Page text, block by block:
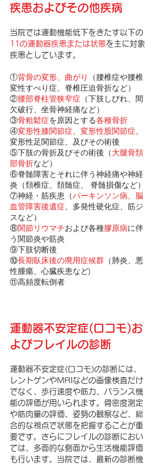
疾患およびその他疾病
当院では運動機能低下をきたす以下の
11の運動器疾患または状態を主に対象
疾患としています。
①背骨の変形、曲がり
（腰椎症や腰椎
変性すべり症、脊椎圧迫骨折など）
②腰部脊柱管狭窄症 （下肢しびれ、間
欠破行、坐骨神経痛など）
③骨粗鬆症を原因とする各種骨折
④変形性膝関節症、変形性股関節症、
変形性足関節症、及びその術後
⑤下肢の骨折及びその術後（大腿骨頚
部骨折など）
⑥脊髄障害とそれに伴う神経痛や神経
炎（頚椎症、頚髄症、 脊髄損傷など）
⑦神経・筋疾患（パーキンソン病、脳
血管障害後遺症、多発性硬化症、筋ジ
スなど）
⑧関節リウマチおよび各種膠原病に伴
う関節炎や筋炎
⑨下肢切断後
⑩長期臥床後の廃用症候群 （肺炎、悪
性腫瘍、心臓疾患など)
⑪高頻度転倒者
運動器不安定症(ロコモ)お
よびフレイルの診断
運動器不安定症(ロコモ)の診断には、
レントゲンやMRIなどの画像検査だけ
でなく、歩行速度や筋力、バランス機
能の評価が用いられます。骨密度測定
や筋肉量の評価、姿勢の観察など、総
合的な視点で状態を把握することが重
要です。さらにフレイルの診断におい
ては、多面的な側面から生活機能評価
も行います。当院では、最新の診断機